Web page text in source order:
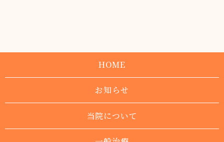
HOME
お知らせ
当院について